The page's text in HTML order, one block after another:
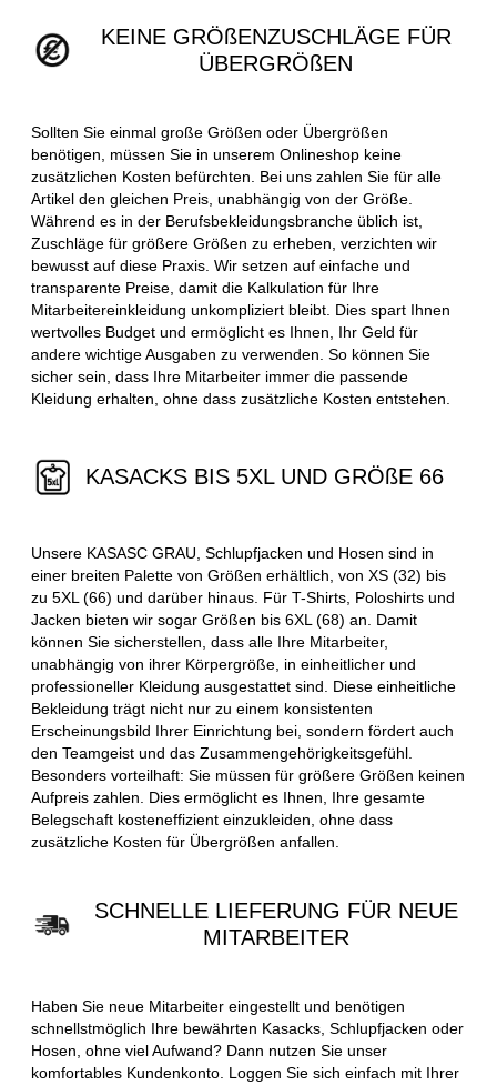
KEINE GRÖßENZUSCHLÄGE FÜR
ÜBERGRÖßEN
Sollten Sie einmal große Größen oder Übergrößen
benötigen, müssen Sie in unserem Onlineshop keine
zusätzlichen Kosten befürchten. Bei uns zahlen Sie für alle
Artikel den gleichen Preis, unabhängig von der Größe.
Während es in der Berufsbekleidungsbranche üblich ist,
Zuschläge für größere Größen zu erheben, verzichten wir
bewusst auf diese Praxis. Wir setzen auf einfache und
transparente Preise, damit die Kalkulation für Ihre
Mitarbeitereinkleidung unkompliziert bleibt. Dies spart Ihnen
wertvolles Budget und ermöglicht es Ihnen, Ihr Geld für
andere wichtige Ausgaben zu verwenden. So können Sie
sicher sein, dass Ihre Mitarbeiter immer die passende
Kleidung erhalten, ohne dass zusätzliche Kosten entstehen.
KASACKS BIS 5XL UND GRÖßE 66
Unsere KASASC GRAU, Schlupfjacken und Hosen sind in
einer breiten Palette von Größen erhältlich, von XS (32) bis
zu 5XL (66) und darüber hinaus. Für T-Shirts, Poloshirts und
Jacken bieten wir sogar Größen bis 6XL (68) an. Damit
können Sie sicherstellen, dass alle Ihre Mitarbeiter,
unabhängig von ihrer Körpergröße, in einheitlicher und
professioneller Kleidung ausgestattet sind. Diese einheitliche
Bekleidung trägt nicht nur zu einem konsistenten
Erscheinungsbild Ihrer Einrichtung bei, sondern fördert auch
den Teamgeist und das Zusammengehörigkeitsgefühl.
Besonders vorteilhaft: Sie müssen für größere Größen keinen
Aufpreis zahlen. Dies ermöglicht es Ihnen, Ihre gesamte
Belegschaft kosteneffizient einzukleiden, ohne dass
zusätzliche Kosten für Übergrößen anfallen.
SCHNELLE LIEFERUNG FÜR NEUE
MITARBEITER
Haben Sie neue Mitarbeiter eingestellt und benötigen
schnellstmöglich Ihre bewährten Kasacks, Schlupfjacken oder
Hosen, ohne viel Aufwand? Dann nutzen Sie unser
komfortables Kundenkonto. Loggen Sie sich einfach mit Ihrer